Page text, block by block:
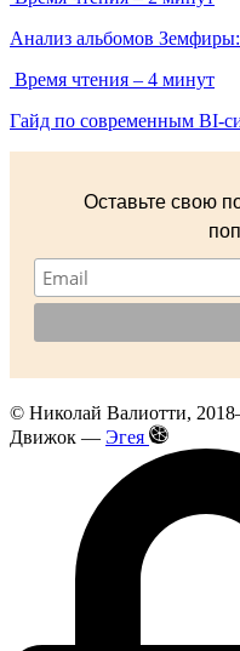
Анализ альбомов
Время чтения – 4 минут
Гайд по современным BI-
Оставьте свою
© Николай Валиотти,
Движок — Эгея